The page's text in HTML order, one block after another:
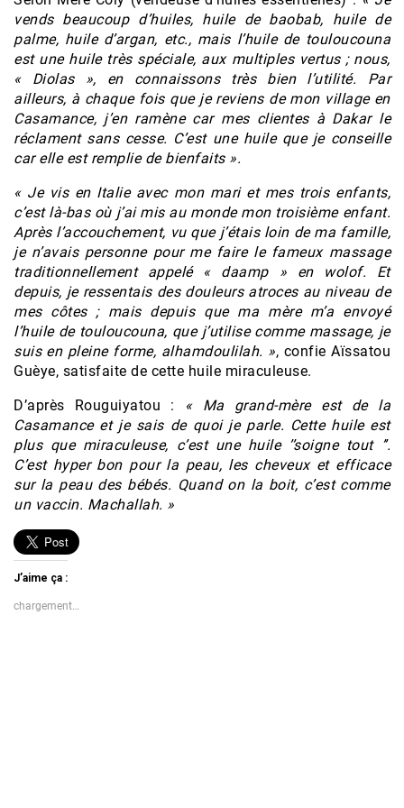
vends beaucoup d’huiles, huile de baobab, huile de
palme, huile d’argan, etc., mais l’huile de touloucouna
est une huile très spéciale, aux multiples vertus ; nous,
« Diolas », en connaissons très bien l’utilité. Par
ailleurs, à chaque fois que je reviens de mon village en
Casamance, j’en ramène car mes clientes à Dakar le
réclament sans cesse. C’est une huile que je conseille
car elle est remplie de bienfaits ».
« Je vis en Italie avec mon mari et mes trois enfants,
c’est là-bas où j’ai mis au monde mon troisième enfant.
Après l’accouchement, vu que j’étais loin de ma famille,
je n’avais personne pour me faire le fameux massage
traditionnellement appelé « daamp » en wolof. Et
depuis, je ressentais des douleurs atroces au niveau de
mes côtes ; mais depuis que ma mère m’a envoyé
l’huile de touloucouna, que j’utilise comme massage, je
suis en pleine forme, alhamdoulilah. », confie Aïssatou
Guèye, satisfaite de cette huile miraculeuse.
D’après Rouguiyatou :
« Ma grand-mère est de la
Casamance et je sais de quoi je parle. Cette huile est
plus que miraculeuse, c’est une huile ’’soigne tout ’’.
C’est hyper bon pour la peau, les cheveux et efficace
sur la peau des bébés. Quand on la boit, c’est comme
un vaccin. Machallah. »
J’aime ça :
chargement…